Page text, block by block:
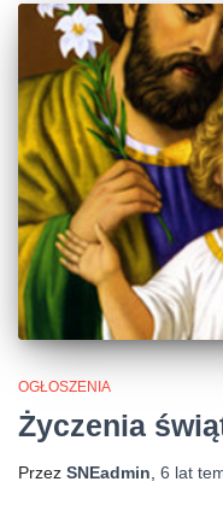
OGŁOSZENIA
Życzenia
Przez SNEadmin 6 lat